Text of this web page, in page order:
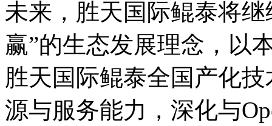
未来，胜天国际鲲泰将
赢”的生态发展理念，以
胜天国际鲲泰全国产化
源与服务能力，深化与